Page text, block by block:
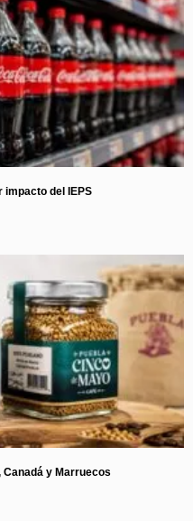
impacto del IEPS
y Marruecos